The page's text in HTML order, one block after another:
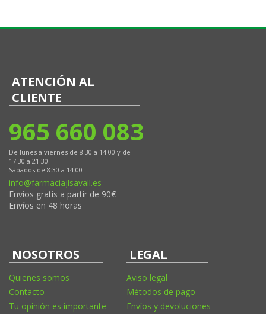
ATENCIÓN AL
CLIENTE
965 660 083
De lunes a viernes de 8:30 a 14:00 y de
17:30 a 21:30
Sábados de 8:30 a 14:00
info@farmaciajlsavall.es
Envíos gratis a partir de 90€
Envíos en 48 horas
NOSOTROS
Quienes somos
Contacto
Tu opinión es importante
LEGAL
Aviso legal
Métodos de pago
Envíos y devoluciones